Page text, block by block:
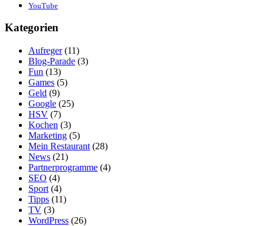
YouTube
Kategorien
Aufreger(11)
Blog-Parade (3)
Fun (13)
Games (5)
Geld (9)
Google (25)
HSV (7)
Kochen (3)
Marketing (5)
Mein Restaurant (28)
News (21)
Partnerprogramme (4)
SEO (4)
Sport (4)
Tipps (11)
TV (3)
WordPress (26)